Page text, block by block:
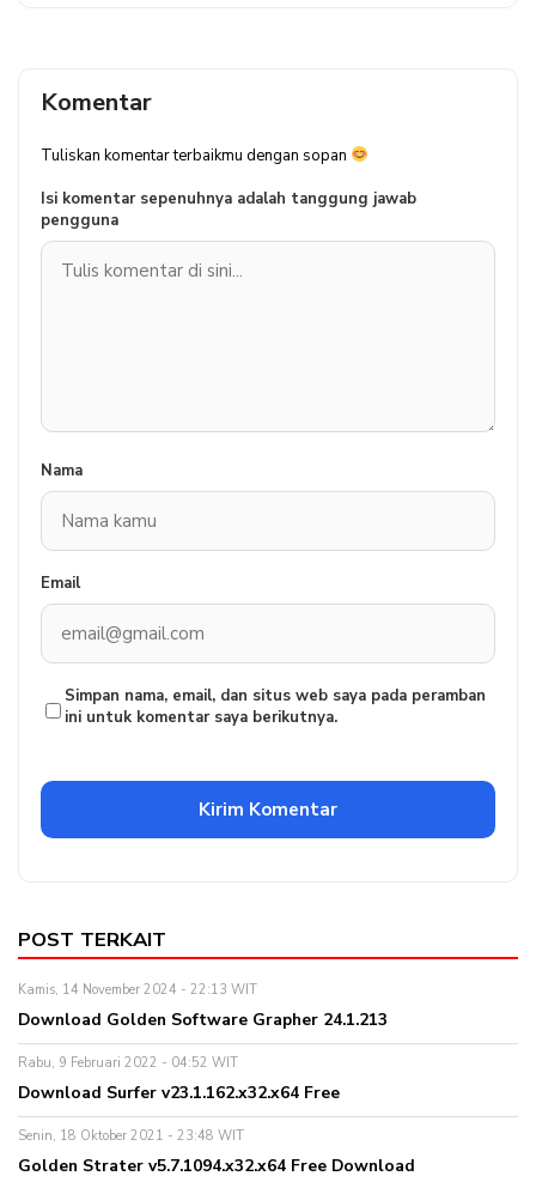
Komentar
Tuliskan komentar terbaikmu dengan sopan
Isi komentar sepenuhnya adalah tanggung jawab
pengguna
Nama
Email
Simpan nama, email, dan situs web saya pada peramban
ini untuk komentar saya berikutnya.
POST TERKAIT
Kamis, 14 November 2024 - 22:13 WIT
Download Golden Software Grapher 24.1.213
Rabu, 9 Februari 2022 - 04:52 WIT
Download Surfer v23.1.162.x32.x64 Free
Senin, 18 Oktober 2021 - 23:48 WIT
Golden Strater v5.7.1094.x32.x64 Free Download